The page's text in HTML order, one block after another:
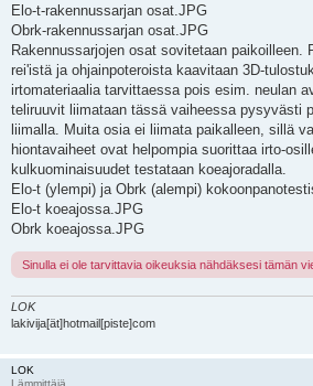
Elo-t-rakennussarjan osat.JPG
Obrk-rakennussarjan osat.JPG
Rakennussarjojen osat sovitetaan paikoilleen.
rei'istä ja ohjainpoteroista kaavitaan 3D-
irtomateriaalia tarvittaessa pois esim. neulan
teliruuvit liimataan tässä vaiheessa pysyvästi
liimalla. Muita osia ei liimata paikalleen, sillä
hiontavaiheet ovat helpompia suorittaa irto-
kulkuominaisuudet testataan koeajoradalla.
Elo-t (ylempi) ja Obrk (alempi)
Elo-t koeajossa.JPG
Obrk koeajossa.JPG
Sinulla ei ole tarvittavia oikeuksia nähdäksesi tämän
LOK
lakivija[ät]hotmail[piste]com
LOK